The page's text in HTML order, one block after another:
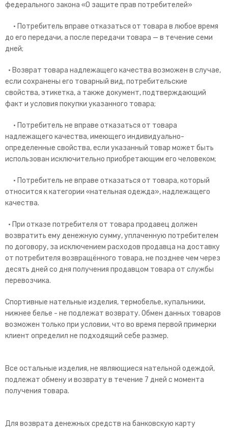
федерального закона «О защите прав потребителей»
• Потребитель вправе отказаться от товара в любое время
до его передачи, а после передачи товара — в течение семи
дней;
• Возврат товара надлежащего качества возможен в случае,
если сохранены его товарный вид, потребительские
свойства, этикетка, а также документ, подтверждающий
факт и условия покупки указанного товара;
• Потребитель не вправе отказаться от товара
надлежащего качества, имеющего индивидуально-
определенные свойства, если указанный товар может быть
использован исключительно приобретающим его человеком;
• Потребитель не вправе отказаться от товара, который
относится к категории «нательная одежда», надлежащего
качества.
• При отказе потребителя от товара продавец должен
возвратить ему денежную сумму, уплаченную потребителем
по договору, за исключением расходов продавца на доставку
от потребителя возвращённого товара, не позднее чем через
десять дней со дня получения продавцом товара от службы
перевозчика.
Спортивные нательные изделия, термобелье, купальники,
нижнее белье - не подлежат возврату. Обмен данных товаров
возможен только при условии, что во время первой примерки
клиент определил не подходящий себе размер.
Все остальные изделия, не являющиеся нательной одеждой,
подлежат обмену и возврату в течение 7 дней с момента
получения товара.
Для возврата денежных средств на банковскую карту